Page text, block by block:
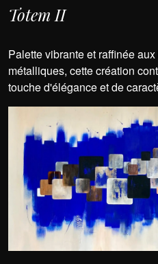
Totem II
Palette vibrante et raffinée
métalliques, cette création
touche d'élégance et de